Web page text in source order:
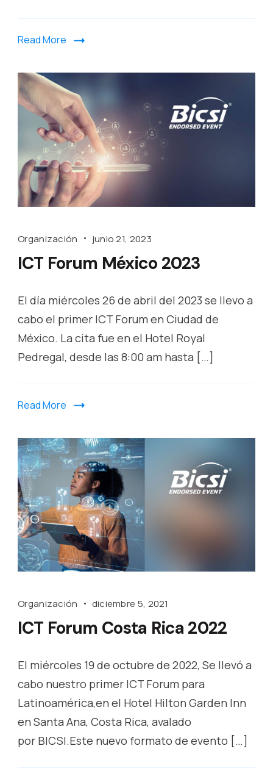
Read More
Organización junio 21, 2023
ICT Forum México 2023
El día miércoles 26 de abril del 2023 se llevo a
cabo el primer ICT Forum en Ciudad de
México. La cita fue en el Hotel Royal
Pedregal, desde las 8:00 am hasta […]
Read More
Organización diciembre 5, 2021
ICT Forum Costa Rica 2022
El miércoles 19 de octubre de 2022, Se llevó a
cabo nuestro primer ICT Forum para
Latinoamérica,en el Hotel Hilton Garden Inn
en Santa Ana, Costa Rica, avalado
por BICSI.Este nuevo formato de evento […]